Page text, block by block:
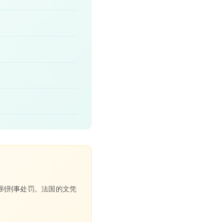
刑事处罚。法国的文凭